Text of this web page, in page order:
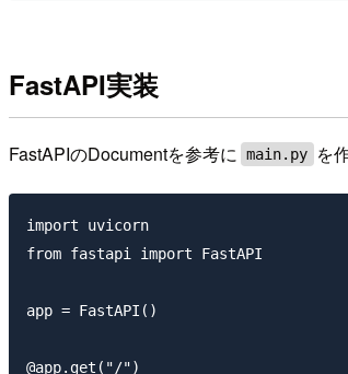
FastAPI実装
FastAPIのDocumentを参考に main.py を
import uvicorn
from fastapi import FastAPI
app = FastAPI()
@app.get("/")